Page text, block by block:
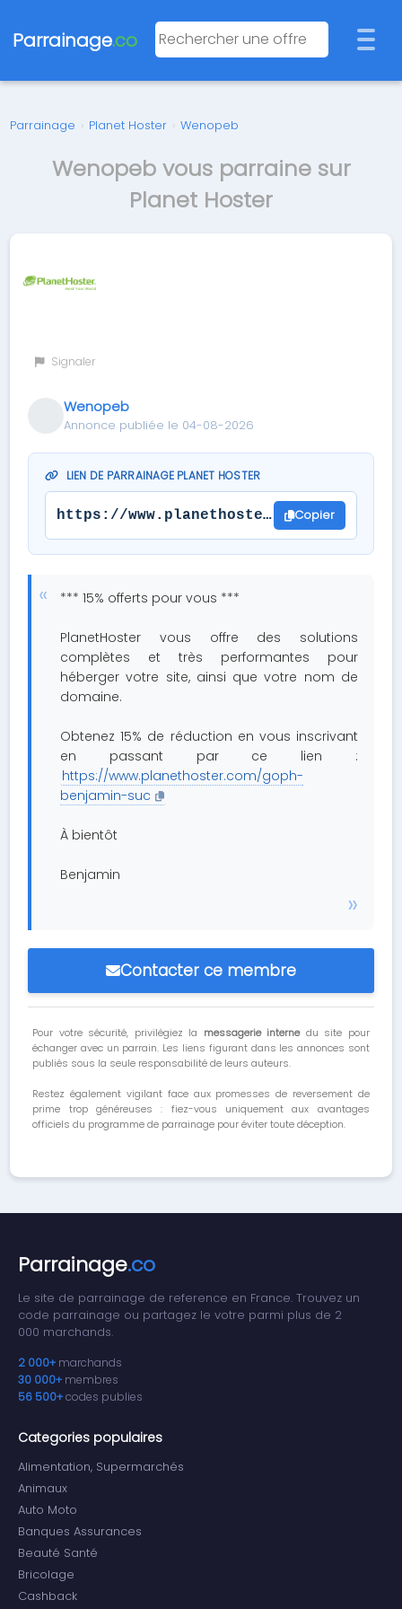
Parrainage.co
Parrainage › Planet Hoster › Wenopeb
Wenopeb vous parraine sur
Planet Hoster
Signaler
Wenopeb
Annonce publiée le 04-08-2026
LIEN DE PARRAINAGE PLANET HOSTER
https://www.planethoster.com/goph-
Copier
*** 15% offerts pour vous ***
PlanetHoster vous offre des solutions
complètes et très performantes pour
héberger votre site, ainsi que votre nom de
domaine.
Obtenez 15% de réduction en vous inscrivant
en passant par ce lien :
https://www.planethoster.com/goph-
benjamin-suc
À bientôt
Benjamin
Contacter ce membre
Pour votre sécurité, privilégiez la messagerie internedu site pour
échanger avec un parrain. Les liens figurant dans les annonces sont
publiés sous la seule responsabilité de leurs auteurs.
Restez également vigilant face aux promesses de reversement de
prime trop généreuses : fiez-vous uniquement aux avantages
officiels du programme de parrainage pour éviter toute déception.
Parrainage.co
Le site de parrainage de reference en France. Trouvez un
code parrainage ou partagez le votre parmi plus de 2
000 marchands.
2 000+ marchands
30 000+ membres
56 500+codes publies
Categories populaires
Alimentation, Supermarchés
Animaux
Auto Moto
Banques Assurances
Beauté Santé
Bricolage
Cashback